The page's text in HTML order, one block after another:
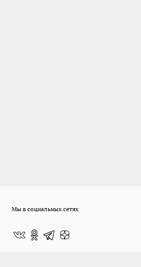
Мы в социальных сетях